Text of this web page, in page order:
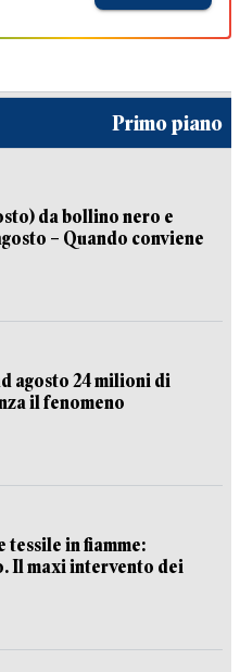
Primo piano
da bollino nero e
– Quando conviene
agosto 24 milioni di
il fenomeno
tessile in fiamme:
Il maxi intervento dei